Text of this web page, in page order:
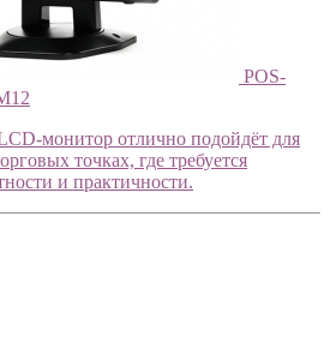
POS-
монитор отлично подойдёт для
точках, где требуется
и практичности.